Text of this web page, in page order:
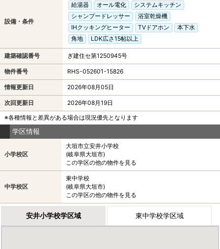
設備・条件
給湯器 オール電化
システムキッチン
シャンプードレッサー
浴室乾燥機
IHクッキングヒーター
TVドアホン
本下水
角地
LDK広さ15帖以上
建築確認番号 ぎ建住セ第1250945号
物件番号 RHS-052601-15826
情報更新日 2026年08月05日
次回更新日
2026年08月19日
※各種情報と差異がある場合は現況優先となります
学区情報
小学校区
大垣市立安井小学校
(岐阜県大垣市)
この学区の他の物件を見る
中学校区
東中学校
(岐阜県大垣市)
この学区の他の物件を見る
安井小学校学区域 東中学校学区域